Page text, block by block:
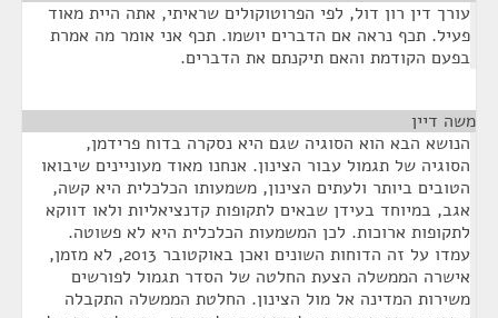
עורך דין רון דול, לפי הפרוטוקולים שראיתי, אתה היית מאוד
פעיל. תכף נראה אם הדברים יושמו. תכף אני אומר מה אמרת
בפעם הקודמת והאם תיקנתם את הדברים.
משה דיין
הנושא הבא הוא הסוגיה שגם היא נסקרה בדוח פרידמן,
הסוגיה של תגמול עבור הצינון. אנחנו מאוד מעוניינים שיבואו
הטובים ביותר ולעתים הצינון, משמעותו הכלכלית היא קשה,
אגב, במיוחד בעידן שבאים לתקופות קדנציאליות ולאו דווקא
לתקופות ארוכות. לכן המשמעות הכלכלית היא לא פשוטה.
עמדו על זה הדוחות השונים ואכן באוקטובר 2013, לא מזמן,
אישרה הממשלה הצעת החלטה של הסדר תגמול לפורשים
משירות המדינה אל מול הצינון. החלטת הממשלה התקבלה